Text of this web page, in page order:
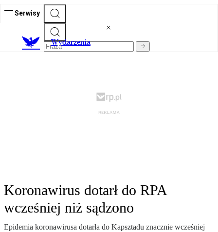
Serwisy
Wydarzenia
Koronawirus dotarł do RPA
wcześniej niż sądzono
Epidemia koronawirusa dotarła do Kapsztadu znacznie wcześniej